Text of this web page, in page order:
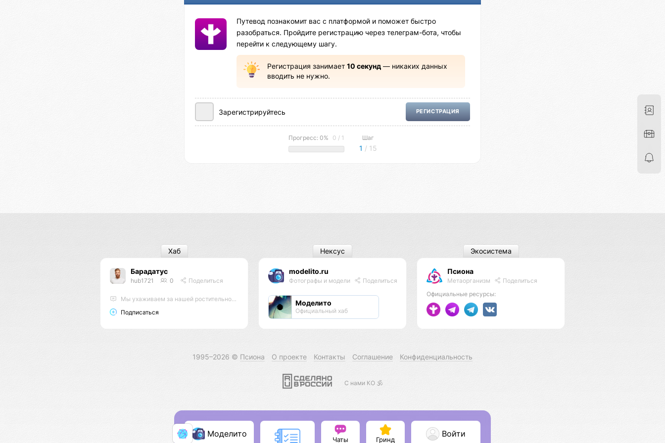
Путевод познакомит вас с платформой и поможет быстро
разобраться. Пройдите регистрацию через телеграм-бота, чтобы
перейти к следующему шагу.
Регистрация занимает 10 секунд— никаких данных
вводить не нужно.
Зарегистрируйтесь РЕГИСТРАЦИЯ
Прогресс: 0% 0 / 1 Шаг
1 / 15
Барадатус
hub1721 0 Поделиться
Мы ухаживаем за нашей ростительностью
Подписаться
Хаб
modelito.ru
Фотографы и модели Поделиться
Моделито
Официальный хаб
Нексус
Псиона
Метаорганизм
Поделиться
Официальные ресурсы:
Экосистема
1995–2026 © Псиона О проекте Контакты Соглашение Конфиденциальность
С нами КО 🕉️
Моделито
Чаты Гринд
Войти